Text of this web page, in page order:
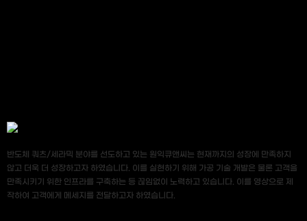
반도체 쿼츠/세라믹 분야를 선도하고 있는 원익큐앤씨는 현재까지의 성장에 만족하지
않고 더욱 더 성장하고자 하였습니다. 이를 실현하기 위해 가공 기술 개발은 물론 고객을
만족시키기 위한 인프라를 구축하는 등 끊임없이 노력하고 있습니다. 이를 영상으로 제
작하여 고객에게 메세지를 전달하고자 하였습니다.